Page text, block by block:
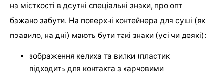
на місткості відсутні спеціальні знаки, про опт
бажано забути. На поверхні контейнера для суші (як
правило, на дні) мають бути такі знаки (усі чи деякі):
зображення келиха та вилки (пластик
підходить для контакта з харчовими